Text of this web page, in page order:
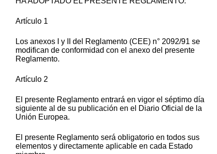
Artículo 1
Los anexos I y II del Reglamento (CEE) n° 2092/91 se
modifican de conformidad con el anexo del presente
Reglamento.
Artículo 2
El presente Reglamento entrará en vigor el séptimo día
siguiente al de su publicación en el Diario Oficial de la
Unión Europea.
El presente Reglamento será obligatorio en todos sus
elementos y directamente aplicable en cada Estado